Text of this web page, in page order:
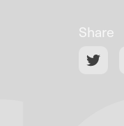
Share